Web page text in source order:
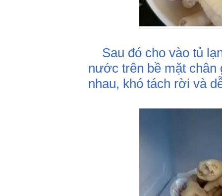
Sau đó cho vào tủ
nước trên bề mặt chân
nhau, khó tách rời và